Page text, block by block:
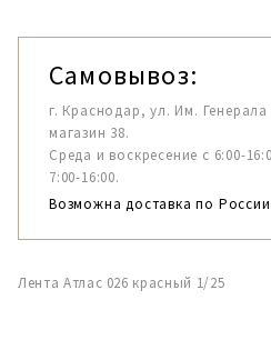
Самовывоз:
г. Краснодар, ул. Им.
магазин 38.
Среда и воскресение с 6:00-
7:00-16:00.
Возможна доставка по
Лента Атлас 026 красный 1/25